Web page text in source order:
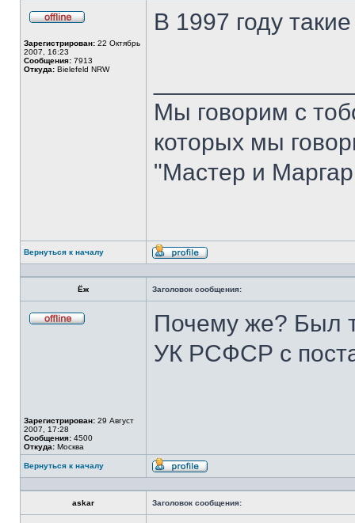
сети
Зарегистрирован: 22 Октябрь
2007, 16:23
Сообщения: 7913
Откуда: Bielefeld NRW
В 1997 году
Мы говорим с
которых мы
"Мастер и
Вернуться к началу
Профиль
Ёж Заголовок сообщения:
Зарегистрирован: 29 Август
2007, 17:28
Сообщения: 4500
Откуда: Москва
Почему же? Был
УК РСФСР с
Вернуться к началу
Профиль
askar Заголовок сообщения: